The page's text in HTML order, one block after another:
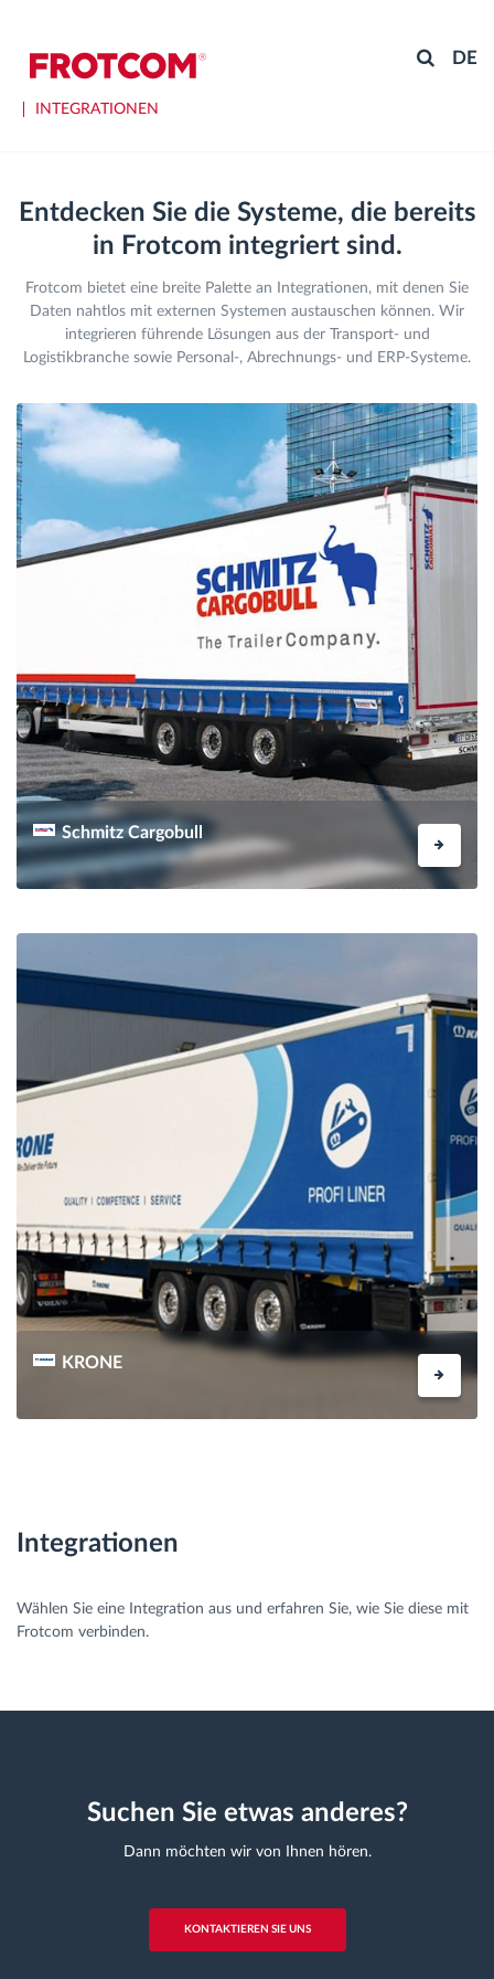
INTEGRATIONEN
DE
Entdecken Sie die Systeme, die bereits
in Frotcom integriert sind.
Frotcom bietet eine breite Palette an Integrationen, mit denen Sie
Daten nahtlos mit externen Systemen austauschen können. Wir
integrieren führende Lösungen aus der Transport- und
Logistikbranche sowie Personal-, Abrechnungs- und ERP-Systeme.
Schmitz Cargobull
KRONE
Integrationen
Wählen Sie eine Integration aus und erfahren Sie, wie Sie diese mit
Frotcom verbinden.
Suchen Sie etwas anderes?
Dann möchten wir von Ihnen hören.
KONTAKTIEREN SIE UNS